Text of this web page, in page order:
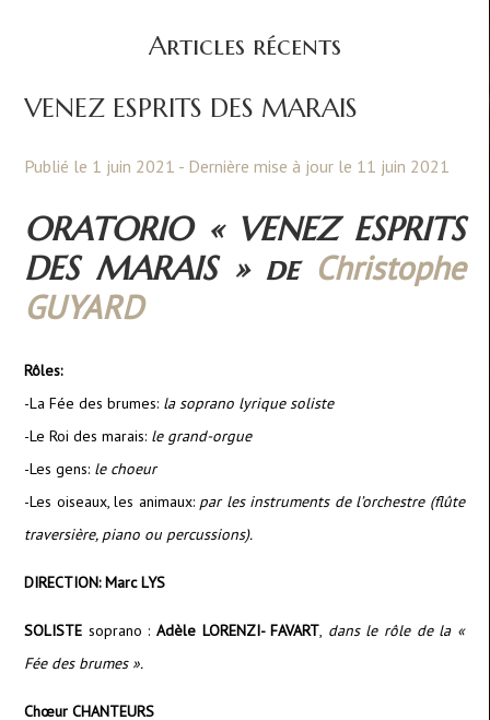
Articles récents
VENEZ ESPRITS DES MARAIS
Publié le 1 juin 2021 - Dernière mise à jour le 11 juin 2021
ORATORIO « VENEZ ESPRITS
DES MARAIS » de Christophe
GUYARD
Rôles:
-La Fée des brumes: la soprano lyrique soliste
-Le Roi des marais: le grand-orgue
-Les gens: le choeur
-Les oiseaux, les animaux: par les instruments de l’orchestre (flûte
traversière, piano ou percussions).
DIRECTION: Marc LYS
SOLISTE soprano : Adèle LORENZI- FAVART, dans le rôle de la «
Fée des brumes ».
Chœur CHANTEURS